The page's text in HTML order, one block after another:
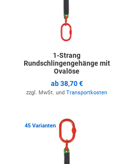
1-Strang
Rundschlingengehänge mit
Ovalöse
ab38,70 €
zzgl. MwSt. und Transportkosten
Zur Merkliste hinzufügen
45 Varianten